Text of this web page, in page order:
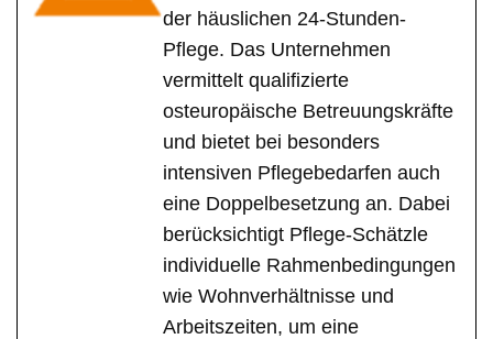
der häuslichen 24-Stunden-
Pflege. Das Unternehmen
vermittelt qualifizierte
osteuropäische Betreuungskräfte
und bietet bei besonders
intensiven Pflegebedarfen auch
eine Doppelbesetzung an. Dabei
berücksichtigt Pflege-Schätzle
individuelle Rahmenbedingungen
wie Wohnverhältnisse und
Arbeitszeiten, um eine